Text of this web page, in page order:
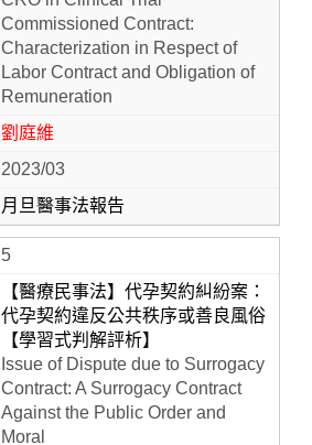
Commissioned Contract:
Characterization in Respect of
Labor Contract and Obligation of
Remuneration
劉庭維
2023/03
月旦醫事法報告
5
【醫療民事法】代孕契約糾紛案：
代孕契約違反公共秩序或善良風俗
【學習式判解評析】
Issue of Dispute due to Surrogacy
Contract: A Surrogacy Contract
Against the Public Order and
Moral